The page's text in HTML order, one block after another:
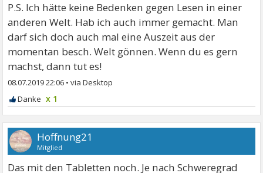
P.S. Ich hätte keine Bedenken gegen Lesen in einer
anderen Welt. Hab ich auch immer gemacht. Man
darf sich doch auch mal eine Auszeit aus der
momentan besch. Welt gönnen. Wenn du es gern
machst, dann tut es!
08.07.2019 22:06 •
x 1
Hoffnung21
Mitglied
Das mit den Tabletten noch. Je nach Schweregrad